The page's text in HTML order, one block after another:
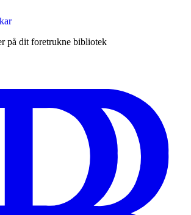
på dit foretrukne bibliotek